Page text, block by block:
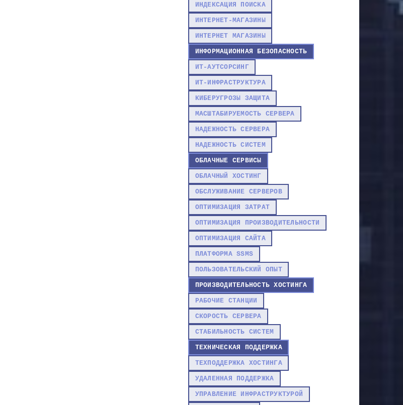
ИНДЕКСАЦИЯ ПОИСКА
ИНТЕРНЕТ-МАГАЗИНЫ
ИНТЕРНЕТ МАГАЗИНЫ
ИНФОРМАЦИОННАЯ БЕЗОПАСНОСТЬ
ИТ-АУТСОРСИНГ
ИТ-ИНФРАСТРУКТУРА
КИБЕРУГРОЗЫ ЗАЩИТА
МАСШТАБИРУЕМОСТЬ СЕРВЕРА
НАДЕЖНОСТЬ СЕРВЕРА
НАДЕЖНОСТЬ СИСТЕМ
ОБЛАЧНЫЕ СЕРВИСЫ
ОБЛАЧНЫЙ ХОСТИНГ
ОБСЛУЖИВАНИЕ СЕРВЕРОВ
ОПТИМИЗАЦИЯ ЗАТРАТ
ОПТИМИЗАЦИЯ ПРОИЗВОДИТЕЛЬНОСТИ
ОПТИМИЗАЦИЯ САЙТА
ПЛАТФОРМА SSMS
ПОЛЬЗОВАТЕЛЬСКИЙ ОПЫТ
ПРОИЗВОДИТЕЛЬНОСТЬ ХОСТИНГА
РАБОЧИЕ СТАНЦИИ
СКОРОСТЬ СЕРВЕРА
СТАБИЛЬНОСТЬ СИСТЕМ
ТЕХНИЧЕСКАЯ ПОДДЕРЖКА
ТЕХПОДДЕРЖКА ХОСТИНГА
УДАЛЕННАЯ ПОДДЕРЖКА
УПРАВЛЕНИЕ ИНФРАСТРУКТУРОЙ